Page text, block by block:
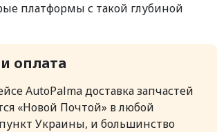
платформы с такой глубиной
оплата
AutoPalma доставка запчастей
«Новой Почтой» в любой
Украины, и большинство